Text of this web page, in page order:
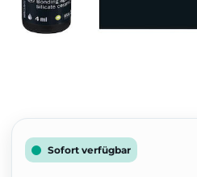
Sofort verfügbar